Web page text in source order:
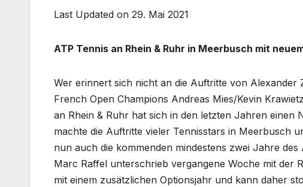
Last Updated on 29. Mai 2021
ATP Tennis an Rhein & Ruhr in Meerbusch mit
Wer erinnert sich nicht an die Auftritte von
French Open Champions Andreas Mies/Kevin
an Rhein & Ruhr hat sich in den letzten Jahren
machte die Auftritte vieler Tennisstars in Meerbusch
nun auch die kommenden mindestens zwei Jahre
Marc Raffel unterschrieb vergangene Woche mit der
mit einem zusätzlichen Optionsjahr und kann daher